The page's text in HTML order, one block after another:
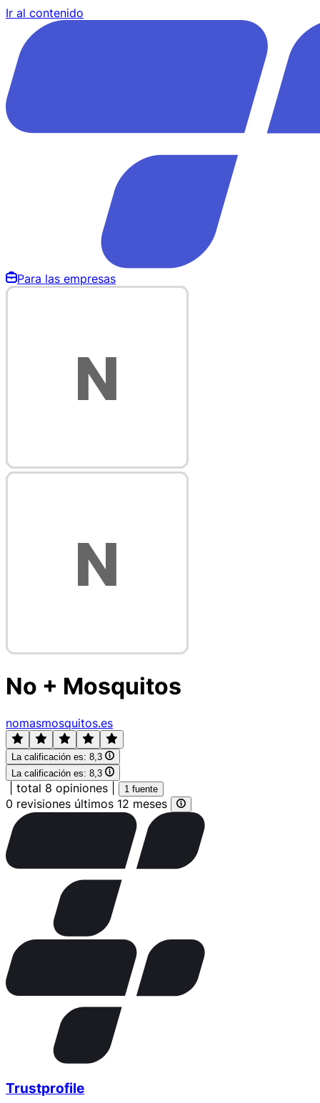
Ir al contenido
Para las empresas
No + Mosquitos
nomasmosquitos.es
La calificación es: 8,3
La calificación es: 8,3
total 8 opiniones 1 fuente
0 revisiones últimos 12 meses
Trustprofile